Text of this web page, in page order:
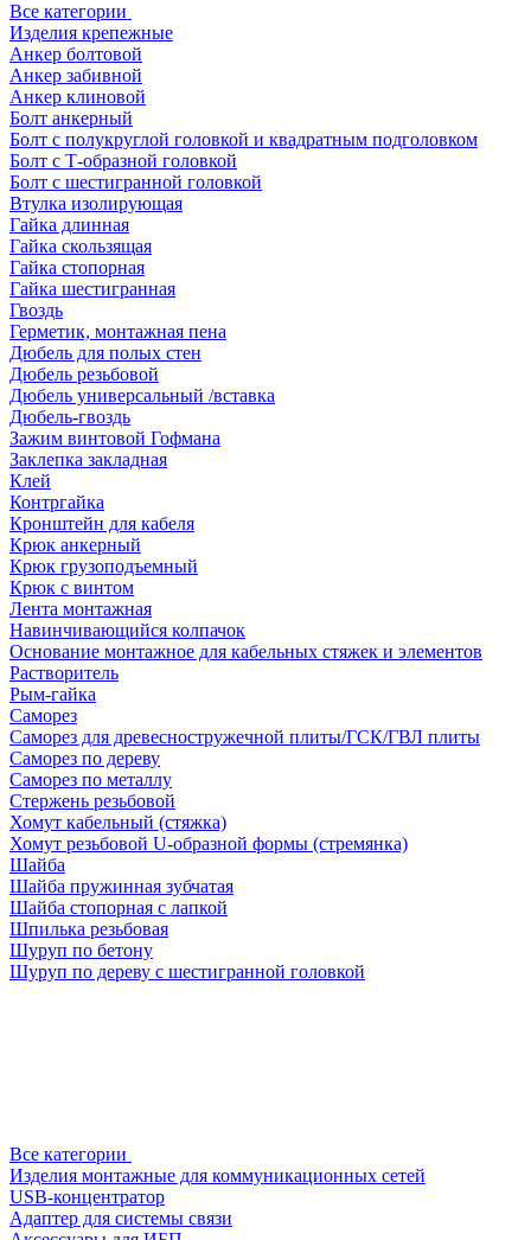
Все категории
Изделия крепежные
Анкер болтовой
Анкер забивной
Анкер клиновой
Болт анкерный
Болт с полукруглой головкой и квадратным подголовком
Болт с Т-образной головкой
Болт с шестигранной головкой
Втулка изолирующая
Гайка длинная
Гайка скользящая
Гайка стопорная
Гайка шестигранная
Гвоздь
Герметик, монтажная пена
Дюбель для полых стен
Дюбель резьбовой
Дюбель универсальный /вставка
Дюбель-гвоздь
Зажим винтовой Гофмана
Заклепка закладная
Клей
Контргайка
Кронштейн для кабеля
Крюк анкерный
Крюк грузоподъемный
Крюк с винтом
Лента монтажная
Навинчивающийся колпачок
Основание монтажное для кабельных стяжек и элементов
Растворитель
Рым-гайка
Саморез
Саморез для древесностружечной плиты/ГСК/ГВЛ плиты
Саморез по дереву
Саморез по металлу
Стержень резьбовой
Хомут кабельный (стяжка)
Хомут резьбовой U-образной формы (стремянка)
Шайба
Шайба пружинная зубчатая
Шайба стопорная с лапкой
Шпилька резьбовая
Шуруп по бетону
Шуруп по дереву с шестигранной головкой
Все категории
Изделия монтажные для коммуникационных сетей
USB-концентратор
Адаптер для системы связи